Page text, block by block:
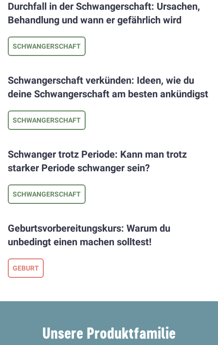
Durchfall in der Schwangerschaft: Ursachen,
Behandlung und wann er gefährlich wird
SCHWANGERSCHAFT
Schwangerschaft verkünden: Ideen, wie du
deine Schwangerschaft am besten ankündigst
SCHWANGERSCHAFT
Schwanger trotz Periode: Kann man trotz
starker Periode schwanger sein?
SCHWANGERSCHAFT
Geburtsvorbereitungskurs: Warum du
unbedingt einen machen solltest!
GEBURT
Unsere Produktfamilie